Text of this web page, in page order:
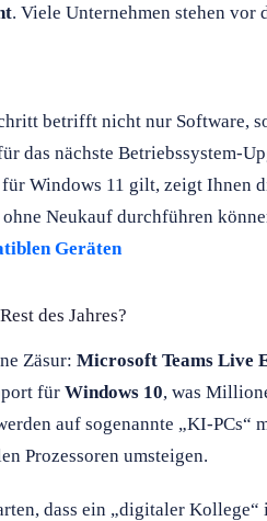
. Viele Unternehmen stehen
betrifft nicht nur Software,
das nächste Betriebssystem-
Windows 11 gilt, zeigt Ihnen
Neukauf durchführen
Geräten
des Jahres?
Zäsur: Microsoft Teams Live
für Windows 10, was
auf sogenannte „KI-PCs“
Prozessoren umsteigen.
dass ein „digitaler Kollege“